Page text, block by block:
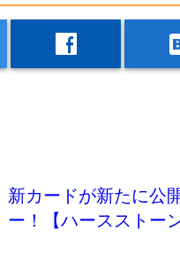
facebook
新カードが新たに公
ー！【ハースストー